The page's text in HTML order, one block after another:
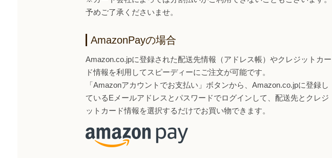
予めご了承くださいませ。
AmazonPayの場合
Amazon.co.jpに登録された配送先情報（アドレス帳）やクレジットカー
ド情報を利用してスピーディーにご注文が可能です。
「Amazonアカウントでお支払い」ボタンから、Amazon.co.jpに登録し
ているEメールアドレスとパスワードでログインして、配送先とクレジ
ットカード情報を選択するだけでお買い物できます。